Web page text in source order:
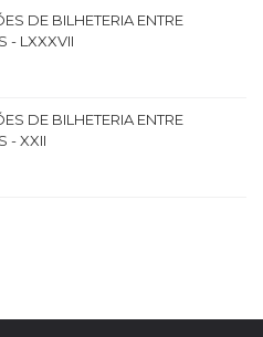
DE BILHETERIA ENTRE
- LXXXVII
DE BILHETERIA ENTRE
- XXII